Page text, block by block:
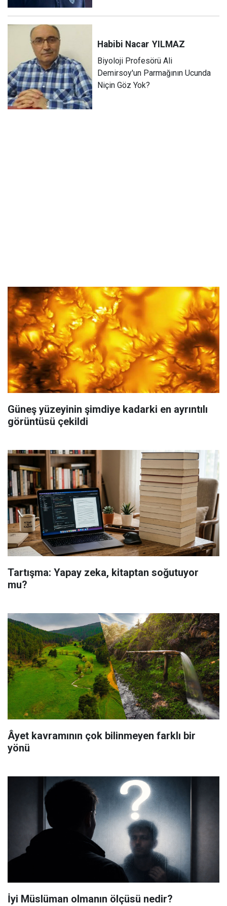
Habibi Nacar YILMAZ
Biyoloji Profesörü Ali
Demirsoy'un Parmağının Ucunda
Niçin Göz Yok?
Güneş yüzeyinin şimdiye kadarki en ayrıntılı
görüntüsü çekildi
Tartışma: Yapay zeka, kitaptan soğutuyor
mu?
Âyet kavramının çok bilinmeyen farklı bir
yönü
İyi Müslüman olmanın ölçüsü nedir?